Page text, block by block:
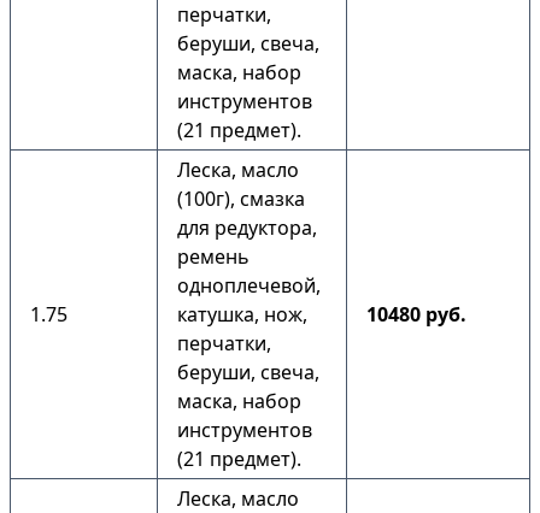
перчатки,
беруши, свеча,
маска, набор
инструментов
(21 предмет).
1.75
Леска, масло
(100г), смазка
для редуктора,
ремень
одноплечевой,
катушка, нож,
перчатки,
беруши, свеча,
маска, набор
инструментов
(21 предмет).
10480 руб.
Леска, масло